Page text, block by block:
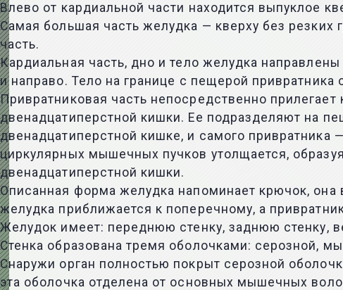
Влево от кардиальной части находится выпуклое
Самая большая часть желудка — кверху без резких
часть.
Кардиальная часть, дно и тело желудка
и направо. Тело на границе с пещерой привратника
Привратниковая часть непосредственно
двенадцатиперстной кишки. Ее подразделяют на
двенадцатиперстной кишке, и самого
циркулярных мышечных пучков утолщается,
двенадцатиперстной кишки.
Описанная форма желудка напоминает крючок,
желудка приближается к поперечному, а
Желудок имеет: переднюю стенку, заднюю стенку,
Стенка образована тремя оболочками: серозной,
Снаружи орган полностью покрыт серозной
эта оболочка отделена от основных мышечных